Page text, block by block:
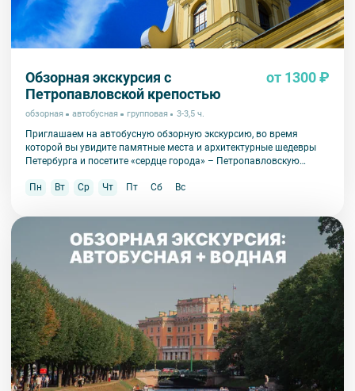
Обзорная экскурсия с
Петропавловской крепостью
от 1300 ₽
обзорная автобусная групповая 3-3,5 ч.
Приглашаем на автобусную обзорную экскурсию, во время
которой вы увидите памятные места и архитектурные шедевры
Петербурга и посетите «сердце города» – Петропавловскую
Пн
Вт Ср Чт Пт Сб Вс